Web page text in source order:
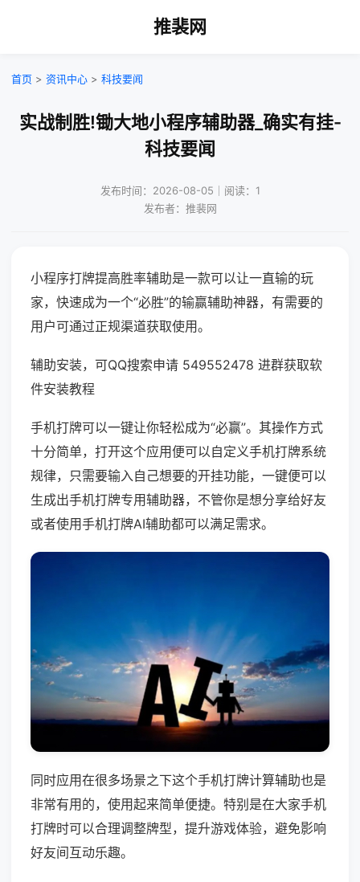
推裴网
首页 > 资讯中心 > 科技要闻
实战制胜!锄大地小程序辅助器_确实有挂-
科技要闻
发布时间：2026-08-05｜阅读：1
发布者：推裴网
小程序打牌提高胜率辅助是一款可以让一直输的玩
家，快速成为一个“必胜”的输赢辅助神器，有需要的
用户可通过正规渠道获取使用。
辅助安装，可QQ搜索申请 549552478 进群获取软
件安装教程
手机打牌可以一键让你轻松成为“必赢”。其操作方式
十分简单，打开这个应用便可以自定义手机打牌系统
规律，只需要输入自己想要的开挂功能，一键便可以
生成出手机打牌专用辅助器，不管你是想分享给好友
或者使用手机打牌AI辅助都可以满足需求。
同时应用在很多场景之下这个手机打牌计算辅助也是
非常有用的，使用起来简单便捷。特别是在大家手机
打牌时可以合理调整牌型，提升游戏体验，避免影响
好友间互动乐趣。